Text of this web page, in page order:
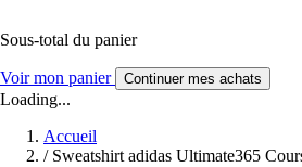
Sous-total du panier
Voir mon panier Continuer mes achats
Loading...
Accueil
/ Sweatshirt adidas Ultimate365